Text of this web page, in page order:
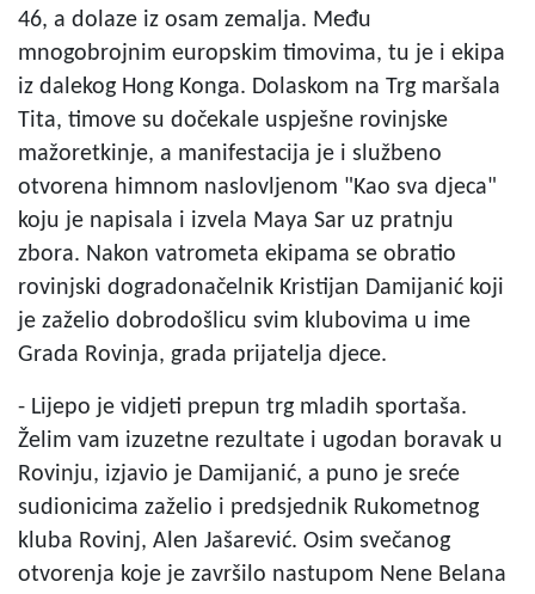
46, a dolaze iz osam zemalja. Među
mnogobrojnim europskim timovima, tu je i ekipa
iz dalekog Hong Konga. Dolaskom na Trg maršala
Tita, timove su dočekale uspješne rovinjske
mažoretkinje, a manifestacija je i službeno
otvorena himnom naslovljenom "Kao sva djeca"
koju je napisala i izvela Maya Sar uz pratnju
zbora. Nakon vatrometa ekipama se obratio
rovinjski dogradonačelnik Kristijan Damijanić koji
je zaželio dobrodošlicu svim klubovima u ime
Grada Rovinja, grada prijatelja djece.
- Lijepo je vidjeti prepun trg mladih sportaša.
Želim vam izuzetne rezultate i ugodan boravak u
Rovinju, izjavio je Damijanić, a puno je sreće
sudionicima zaželio i predsjednik Rukometnog
kluba Rovinj, Alen Jašarević. Osim svečanog
otvorenja koje je završilo nastupom Nene Belana